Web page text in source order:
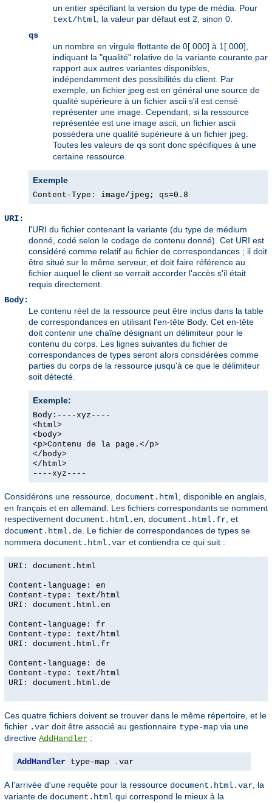
un entier spécifiant la version du type de média. Pour
text/html, la valeur par défaut est 2, sinon 0.
qs
un nombre en virgule flottante de 0[.000] à 1[.000],
indiquant la "qualité" relative de la variante courante par
rapport aux autres variantes disponibles,
indépendamment des possibilités du client. Par
exemple, un fichier jpeg est en général une source de
qualité supérieure à un fichier ascii s'il est censé
représenter une image. Cependant, si la ressource
représentée est une image ascii, un fichier ascii
possèdera une qualité supérieure à un fichier jpeg.
Toutes les valeurs de qs sont donc spécifiques à une
certaine ressource.
Exemple
Content-Type: image/jpeg; qs=0.8
URI:
l'URI du fichier contenant la variante (du type de médium
donné, codé selon le codage de contenu donné). Cet URI est
considéré comme relatif au fichier de correspondances ; il doit
être situé sur le même serveur, et doit faire référence au
fichier auquel le client se verrait accorder l'accès s'il était
requis directement.
Body:
Le contenu réel de la ressource peut être inclus dans la table
de correspondances en utilisant l'en-tête Body. Cet en-tête
doit contenir une chaîne désignant un délimiteur pour le
contenu du corps. Les lignes suivantes du fichier de
correspondances de types seront alors considérées comme
parties du corps de la ressource jusqu'à ce que le délimiteur
soit détecté.
Exemple:
Body:----xyz----
<html>
<body>
<p>Contenu de la page.</p>
</body>
</html>
----xyz----
Considérons une ressource, document.html, disponible en anglais,
en français et en allemand. Les fichiers correspondants se nomment
respectivement document.html.en, document.html.fr, et
document.html.de. Le fichier de correspondances de types se
nommera document.html.var et contiendra ce qui suit :
URI: document.html
Content-language: en
Content-type: text/html
URI: document.html.en
Content-language: fr
Content-type: text/html
URI: document.html.fr
Content-language: de
Content-type: text/html
URI: document.html.de
Ces quatre fichiers doivent se trouver dans le même répertoire, et le
fichier .var doit être associé au gestionnaire type-map via une
directive AddHandler :
AddHandler type-map .var
A l'arrivée d'une requête pour la ressource document.html.var, la
variante de document.html qui correspond le mieux à la